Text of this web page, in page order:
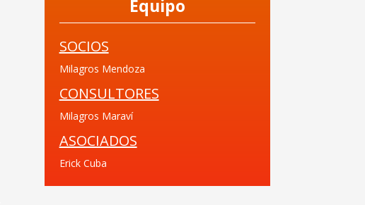
Equipo
SOCIOS
Milagros Mendoza
CONSULTORES
Milagros Maraví
ASOCIADOS
Erick Cuba